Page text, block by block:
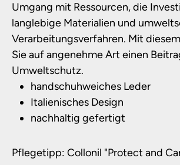
Umgang mit Ressourcen, die
langlebige Materialien und
Verarbeitungsverfahren. Mit
Sie auf angenehme Art einen
Umweltschutz.
handschuhweiches Leder
Italienisches Design
nachhaltig gefertigt
Pflegetipp: Collonil "Protect and